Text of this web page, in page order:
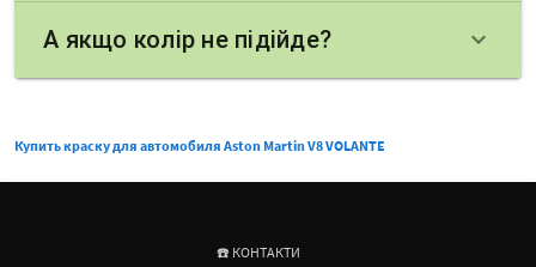
А якщо колір не підійде? keyboard_arrow_down
Купить краску для автомобиля Aston Martin V8 VOLANTE
☎️ КОНТАКТИ